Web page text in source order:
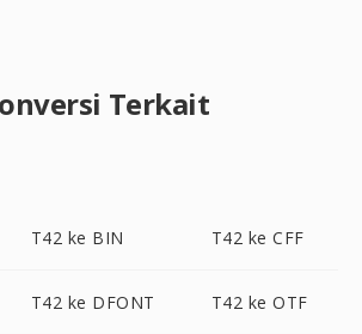
Terkait
T42 ke BIN T42 ke CFF
T42 ke DFONT T42 ke OTF